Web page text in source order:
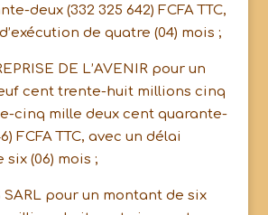
deux (332 325 642) FCFA TTC,
de quatre (04) mois ;
DE L’AVENIR pour un
cent trente-huit millions cinq
cinq mille deux cent quarante-
FCFA TTC, avec un délai
six (06) mois ;
SARL pour un montant de six